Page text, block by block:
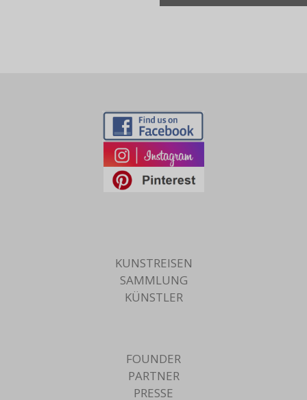
KUNSTREISEN
SAMMLUNG
KÜNSTLER
FOUNDER
PARTNER
PRESSE